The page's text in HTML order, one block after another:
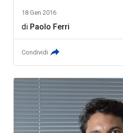
18 Gen 2016
di Paolo Ferri
Condividi